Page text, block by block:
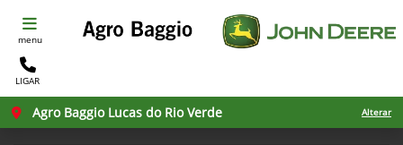
menu
LIGAR
Agro Baggio Lucas do Rio Verde Alterar